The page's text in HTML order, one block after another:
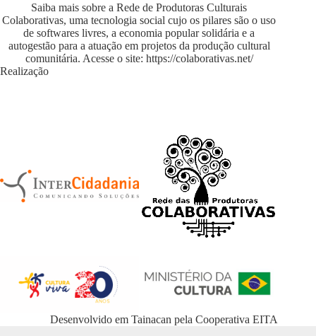
Saiba mais sobre a Rede de Produtoras Culturais
Colaborativas, uma tecnologia social cujo os pilares são o uso
de softwares livres, a economia popular solidária e a
autogestão para a atuação em projetos da produção cultural
comunitária. Acesse o site: https://colaborativas.net/
Realização
Desenvolvido emTainacan pelaCooperativa EITA